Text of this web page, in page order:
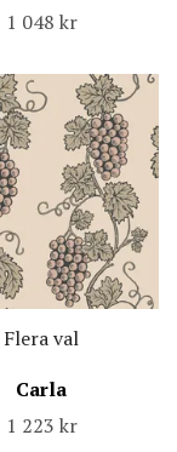
1 048 kr
Flera val
Carla
1 223 kr